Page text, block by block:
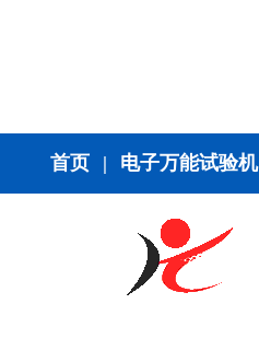
首页 | 电子万能试验机